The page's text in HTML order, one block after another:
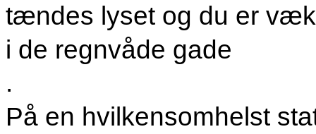
tændes lyset og du er væk
i de regnvåde gade
.
På en hvilkensomhelst